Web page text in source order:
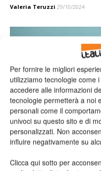
Per fornire le migliori
utilizziamo tecnologie come
accedere alle informazioni
tecnologie permetterà a noi
personali come il
univoci su questo sito e di
personalizzati. Non
influire negativamente su
Clicca qui sotto per
Valeria Teruzzi 29/10/2024
Carta
Fedrigoni
carte colorate in